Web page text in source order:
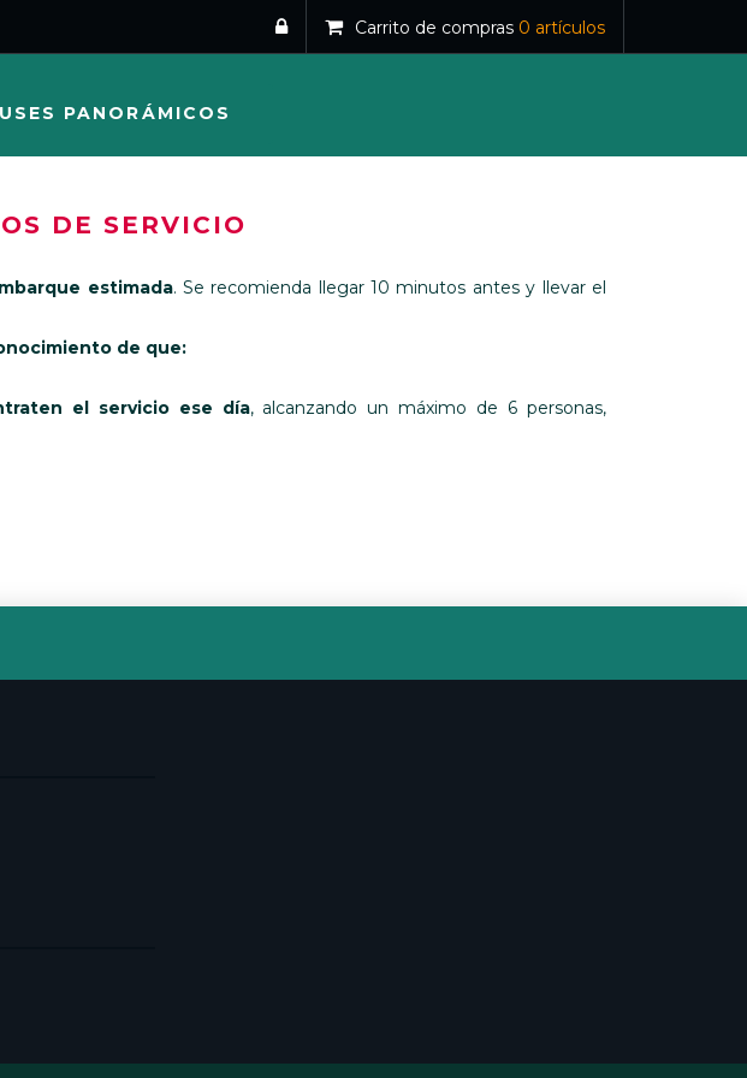
Carrito de compras 0 artículos
PANORÁMICOS
DE SERVICIO
estimada. Se recomienda llegar 10 minutos antes y llevar el
de que:
el servicio ese día, alcanzando un máximo de 6 personas,